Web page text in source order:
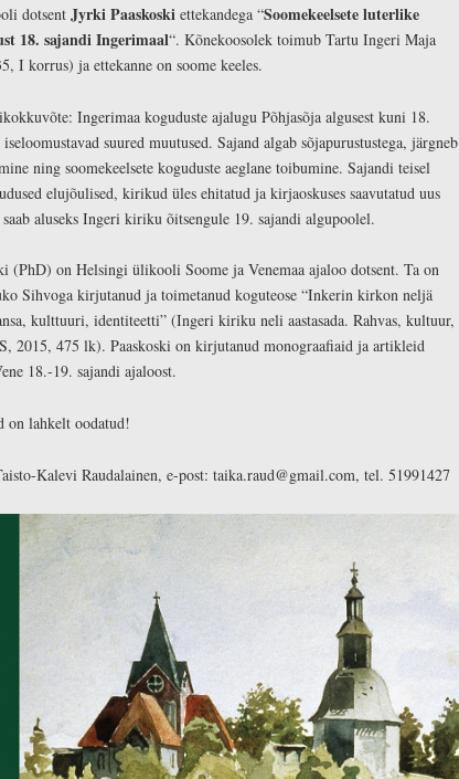
dotsent Jyrki Paaskoski ettekandega “Soomekeelsete luterlike
18. sajandi Ingerimaal“. Kõnekoosolek toimub Tartu Ingeri Maja
I korrus) ja ettekanne on soome keeles.
Ingerimaa koguduste ajalugu Põhjasõja algusest kuni 18.
suured muutused. Sajand algab sõjapurustustega, järgneb
ning soomekeelsete koguduste aeglane toibumine. Sajandi teisel
elujõulised, kirikud üles ehitatud ja kirjaoskuses saavutatud uus
aluseks Ingeri kiriku õitsengule 19. sajandi algupoolel.
(PhD) on Helsingi ülikooli Soome ja Venemaa ajaloo dotsent. Ta on
Sihvoga kirjutanud ja toimetanud koguteose “Inkerin kirkon neljä
kulttuuri, identiteetti” (Ingeri kiriku neli aastasada. Rahvas, kultuur,
2015, 475 lk). Paaskoski on kirjutanud monograafiaid ja artikleid
18.-19. sajandi ajaloost.
on lahkelt oodatud!
Kalevi Raudalainen, e-post: taika.raud@gmail.com, tel. 51991427